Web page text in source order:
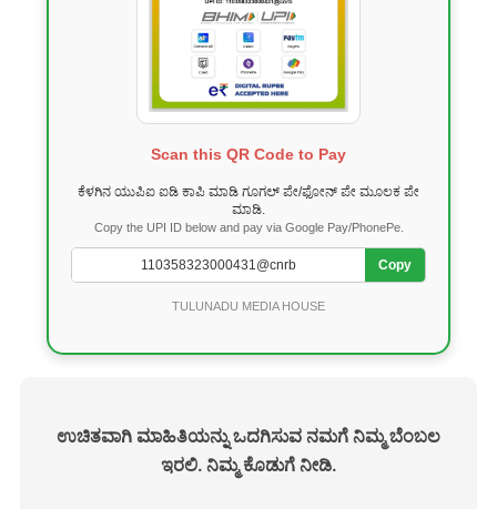
Scan this QR Code to Pay
ಕೆಳಗಿನ ಯುಪಿಐ ಐಡಿ ಕಾಪಿ ಮಾಡಿ ಗೂಗಲ್ ಪೇ/ಫೋನ್ ಪೇ ಮೂಲಕ ಪೇ
ಮಾಡಿ.
Copy the UPI ID below and pay via Google Pay/PhonePe.
Copy
TULUNADU MEDIA HOUSE
ಉಚಿತವಾಗಿ ಮಾಹಿತಿಯನ್ನು ಒದಗಿಸುವ ನಮಗೆ ನಿಮ್ಮ ಬೆಂಬಲ
ಇರಲಿ. ನಿಮ್ಮ ಕೊಡುಗೆ ನೀಡಿ.